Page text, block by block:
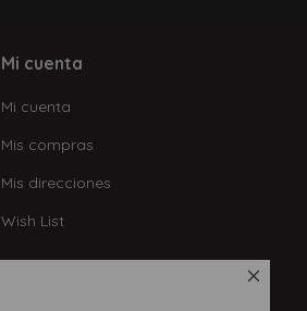

Mi cuenta
Mi cuenta
Mis compras
Mis direcciones
Wish List